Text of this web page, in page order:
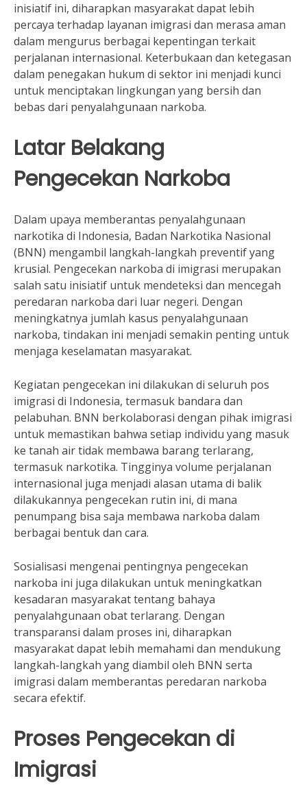
inisiatif ini, diharapkan masyarakat dapat lebih
percaya terhadap layanan imigrasi dan merasa aman
dalam mengurus berbagai kepentingan terkait
perjalanan internasional. Keterbukaan dan ketegasan
dalam penegakan hukum di sektor ini menjadi kunci
untuk menciptakan lingkungan yang bersih dan
bebas dari penyalahgunaan narkoba.
Latar Belakang
Pengecekan Narkoba
Dalam upaya memberantas penyalahgunaan
narkotika di Indonesia, Badan Narkotika Nasional
(BNN) mengambil langkah-langkah preventif yang
krusial. Pengecekan narkoba di imigrasi merupakan
salah satu inisiatif untuk mendeteksi dan mencegah
peredaran narkoba dari luar negeri. Dengan
meningkatnya jumlah kasus penyalahgunaan
narkoba, tindakan ini menjadi semakin penting untuk
menjaga keselamatan masyarakat.
Kegiatan pengecekan ini dilakukan di seluruh pos
imigrasi di Indonesia, termasuk bandara dan
pelabuhan. BNN berkolaborasi dengan pihak imigrasi
untuk memastikan bahwa setiap individu yang masuk
ke tanah air tidak membawa barang terlarang,
termasuk narkotika. Tingginya volume perjalanan
internasional juga menjadi alasan utama di balik
dilakukannya pengecekan rutin ini, di mana
penumpang bisa saja membawa narkoba dalam
berbagai bentuk dan cara.
Sosialisasi mengenai pentingnya pengecekan
narkoba ini juga dilakukan untuk meningkatkan
kesadaran masyarakat tentang bahaya
penyalahgunaan obat terlarang. Dengan
transparansi dalam proses ini, diharapkan
masyarakat dapat lebih memahami dan mendukung
langkah-langkah yang diambil oleh BNN serta
imigrasi dalam memberantas peredaran narkoba
secara efektif.
Proses Pengecekan di
Imigrasi